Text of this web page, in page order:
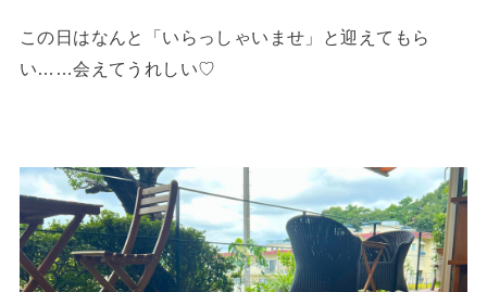
この日はなんと「いらっしゃいませ」と迎えてもら
い……会えてうれしい♡